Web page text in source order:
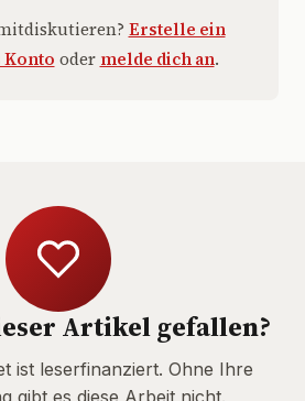
Erstelle ein
oder melde dich an.
Artikel gefallen?
ist leserfinanziert. Ohne Ihre
gibt es diese Arbeit nicht.